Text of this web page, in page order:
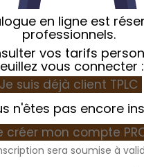
en ligne est
professionnels.
vos tarifs
vous connecter :
Je suis déjà client TPLC
n'êtes pas encore
créer mon compte
sera soumise à